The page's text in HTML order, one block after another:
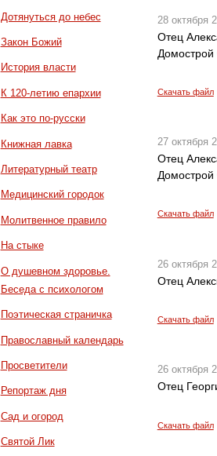
Дотянуться до небес
Закон Божий
История власти
К 120-летию епархии
Как это по-русски
Книжная лавка
Литературный театр
Медицинский городок
Молитвенное правило
На стыке
О душевном здоровье.
Беседа с психологом
Поэтическая страничка
Православный календарь
Просветители
Репортаж дня
Сад и огород
Святой Лик
28 октября
Отец
Домострой
Скачать файл
27 октября
Отец
Домострой
Скачать файл
26 октября
Отец
Скачать файл
26 октября
Отец
Скачать файл